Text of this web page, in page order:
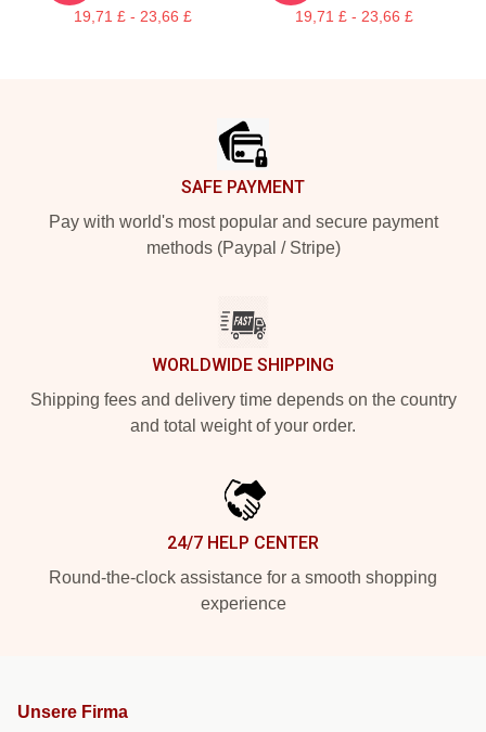
19,71 £ - 23,66 £ 19,71 £ - 23,66 £
SAFE PAYMENT
Pay with world's most popular and secure payment
methods (Paypal / Stripe)
WORLDWIDE SHIPPING
Shipping fees and delivery time depends on the country
and total weight of your order.
24/7 HELP CENTER
Round-the-clock assistance for a smooth shopping
experience
Unsere Firma